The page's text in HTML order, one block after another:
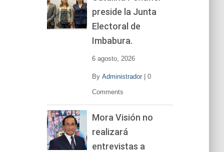
preside la Junta
Electoral de
Imbabura.
6 agosto, 2026
By Administrador| 0
Comments
Mora Visión no
realizará
entrevistas a